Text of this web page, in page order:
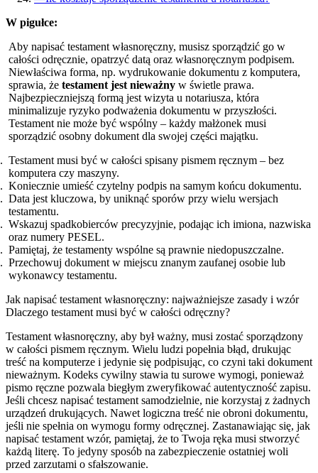
W pigułce:
Aby napisać testament własnoręczny, musisz sporządzić go w
całości odręcznie, opatrzyć datą oraz własnoręcznym podpisem.
Niewłaściwa forma, np. wydrukowanie dokumentu z komputera,
sprawia, że testament jest nieważny w świetle prawa.
Najbezpieczniejszą formą jest wizyta u notariusza, która
minimalizuje ryzyko podważenia dokumentu w przyszłości.
Testament nie może być wspólny – każdy małżonek musi
sporządzić osobny dokument dla swojej części majątku.
Testament musi być w całości spisany pismem ręcznym – bez
komputera czy maszyny.
Koniecznie umieść czytelny podpis na samym końcu dokumentu.
Data jest kluczowa, by uniknąć sporów przy wielu wersjach
testamentu.
Wskazuj spadkobierców precyzyjnie, podając ich imiona, nazwiska
oraz numery PESEL.
Pamiętaj, że testamenty wspólne są prawnie niedopuszczalne.
Przechowuj dokument w miejscu znanym zaufanej osobie lub
wykonawcy testamentu.
Jak napisać testament własnoręczny: najważniejsze zasady i wzór
Dlaczego testament musi być w całości odręczny?
Testament własnoręczny, aby był ważny, musi zostać sporządzony
w całości pismem ręcznym. Wielu ludzi popełnia błąd, drukując
treść na komputerze i jedynie się podpisując, co czyni taki dokument
nieważnym. Kodeks cywilny stawia tu surowe wymogi, ponieważ
pismo ręczne pozwala biegłym zweryfikować autentyczność zapisu.
Jeśli chcesz napisać testament samodzielnie, nie korzystaj z żadnych
urządzeń drukujących. Nawet logiczna treść nie obroni dokumentu,
jeśli nie spełnia on wymogu formy odręcznej. Zastanawiając się, jak
napisać testament wzór, pamiętaj, że to Twoja ręka musi stworzyć
każdą literę. To jedyny sposób na zabezpieczenie ostatniej woli
przed zarzutami o sfałszowanie.